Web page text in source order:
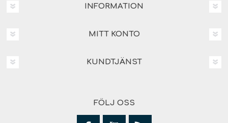
INFORMATION
MITT KONTO
KUNDTJÄNST
FÖLJ OSS